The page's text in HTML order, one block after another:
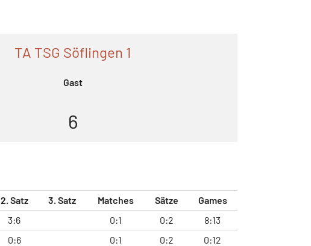
TA TSG Söflingen 1
Gast
6
2. Satz 3. Satz Matches Sätze Games
3:6 0:1 0:2 8:13
0:6 0:1 0:2 0:12